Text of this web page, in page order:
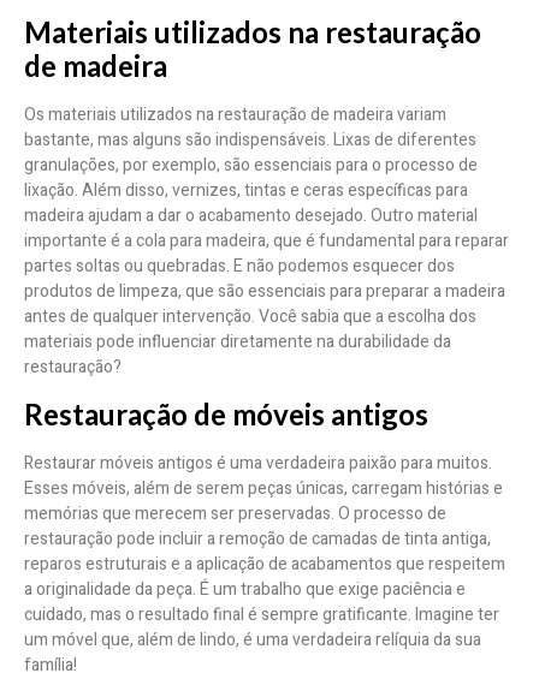
Materiais utilizados na restauração
de madeira
Os materiais utilizados na restauração de madeira variam
bastante, mas alguns são indispensáveis. Lixas de diferentes
granulações, por exemplo, são essenciais para o processo de
lixação. Além disso, vernizes, tintas e ceras específicas para
madeira ajudam a dar o acabamento desejado. Outro material
importante é a cola para madeira, que é fundamental para reparar
partes soltas ou quebradas. E não podemos esquecer dos
produtos de limpeza, que são essenciais para preparar a madeira
antes de qualquer intervenção. Você sabia que a escolha dos
materiais pode influenciar diretamente na durabilidade da
restauração?
Restauração de móveis antigos
Restaurar móveis antigos é uma verdadeira paixão para muitos.
Esses móveis, além de serem peças únicas, carregam histórias e
memórias que merecem ser preservadas. O processo de
restauração pode incluir a remoção de camadas de tinta antiga,
reparos estruturais e a aplicação de acabamentos que respeitem
a originalidade da peça. É um trabalho que exige paciência e
cuidado, mas o resultado final é sempre gratificante. Imagine ter
um móvel que, além de lindo, é uma verdadeira relíquia da sua
família!